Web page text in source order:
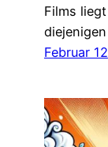
Films
Februar